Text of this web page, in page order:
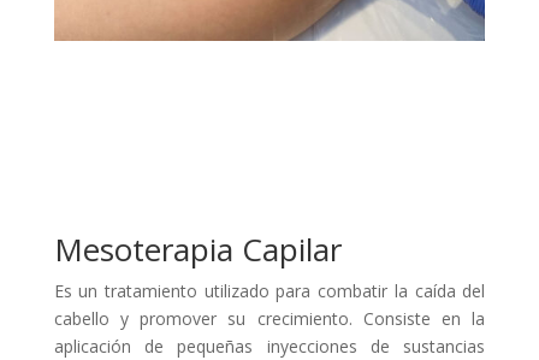
Mesoterapia Capilar
Es un tratamiento utilizado para combatir la caída del
cabello y promover su crecimiento. Consiste en la
aplicación de pequeñas inyecciones de sustancias